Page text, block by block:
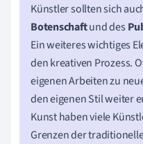
Künstler sollten sich
Botenschaftund des
Ein weiteres wichtiges
den kreativen Prozess.
eigenen Arbeiten zu
den eigenen Stil weiter
Kunst haben viele
Grenzen der